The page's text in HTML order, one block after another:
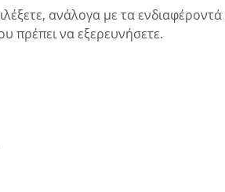
ανάλογα με τα
πρέπει να εξερευνήσετε.